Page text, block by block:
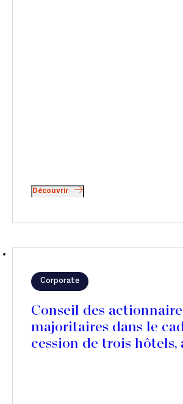
Découvrir
Corporate
Conseil des
majoritaires dans le
cession de trois hôtels,